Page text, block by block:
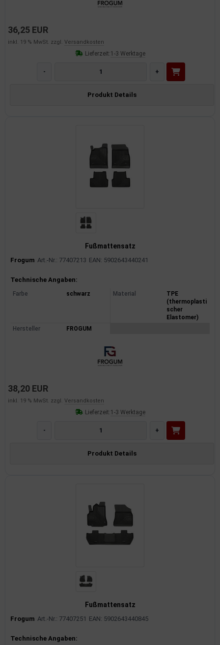
36,25 EUR
inkl. 19 % MwSt. zzgl. Versandkosten
Lieferzeit:1-3 Werktage
- +
Produkt Details
Fußmattensatz
Frogum Art.-Nr.: 77407213 EAN: 5902643440241
Produktinformationen
Technische Angaben:
Farbe schwarz Material
TPE
(thermoplasti
scher
Elastomer)
Hersteller
FROGUM
38,20 EUR
inkl. 19 % MwSt. zzgl. Versandkosten
Lieferzeit:1-3 Werktage
- +
Produkt Details
Fußmattensatz
Frogum Art.-Nr.: 77407251 EAN: 5902643440845
Produktinformationen
Technische Angaben: